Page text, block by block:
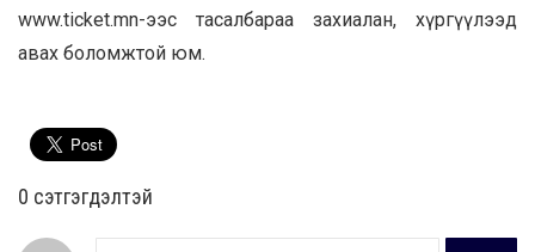
www.ticket.mn-ээс тасалбараа захиалан, хүргүүлээд
авах боломжтой юм.
0 cэтгэгдэлтэй